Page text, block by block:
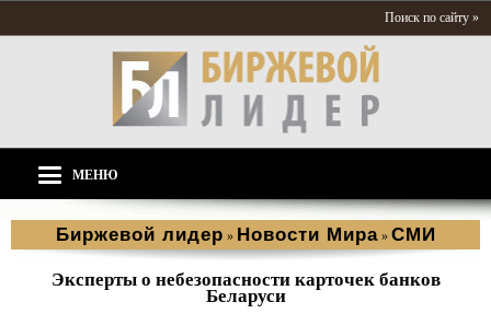
Поиск по сайту »
МЕНЮ
Биржевой лидер » Новости Мира » СМИ
Эксперты о небезопасности карточек банков
Беларуси